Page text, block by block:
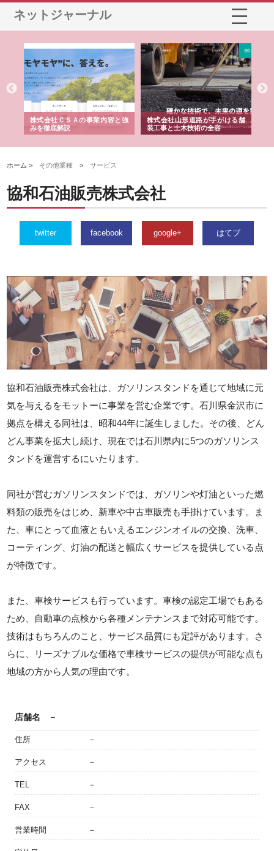
ネットジャーナル
株式会社ＣＳＡの事業内容と強
みを徹底解説
株式会社山形道路が手がける舗
装工事と土木技術の全容
ホーム > その他業種 >サービス
協和石油販売株式会社
twitter facebook google+ はてブ
協和石油販売株式会社は、ガソリンスタンドを通じて地域に元
気を与えるをモットーに事業を営む企業です。石川県金沢市に
拠点を構える同社は、昭和44年に誕生しました。その後、どん
どん事業を拡大し続け、現在では石川県内に5つのガソリンス
タンドを運営するにいたります。
同社が営むガソリンスタンドでは、ガソリンや灯油といった燃
料類の販売をはじめ、新車や中古車販売も手掛けています。ま
た、車にとって血液ともいえるエンジンオイルの交換、洗車、
コーティング、灯油の配送と幅広くサービスを提供している点
が特徴です。
また、車検サービスも行っています。車検の認定工場でもある
ため、自動車の点検から各種メンテナンスまで対応可能です。
技術はもちろんのこと、サービス品質にも定評があります。さ
らに、リーズナブルな価格で車検サービスの提供が可能な点も
地域の方から人気の理由です。
店舗名 －
住所 －
アクセス －
TEL －
FAX －
営業時間 －